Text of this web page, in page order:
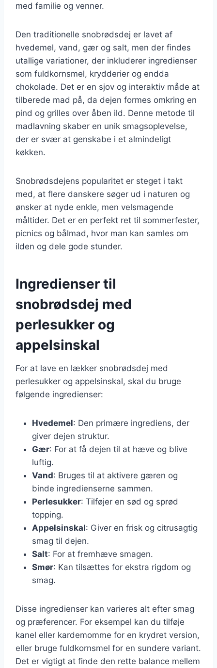
med familie og venner.
Den traditionelle snobrødsdej er lavet af
hvedemel, vand, gær og salt, men der findes
utallige variationer, der inkluderer ingredienser
som fuldkornsmel, krydderier og endda
chokolade. Det er en sjov og interaktiv måde at
tilberede mad på, da dejen formes omkring en
pind og grilles over åben ild. Denne metode til
madlavning skaber en unik smagsoplevelse,
der er svær at genskabe i et almindeligt
køkken.
Snobrødsdejens popularitet er steget i takt
med, at flere danskere søger ud i naturen og
ønsker at nyde enkle, men velsmagende
måltider. Det er en perfekt ret til sommerfester,
picnics og bålmad, hvor man kan samles om
ilden og dele gode stunder.
Ingredienser til
snobrødsdej med
perlesukker og
appelsinskal
For at lave en lækker snobrødsdej med
perlesukker og appelsinskal, skal du bruge
følgende ingredienser:
Hvedemel: Den primære ingrediens, der
giver dejen struktur.
Gær: For at få dejen til at hæve og blive
luftig.
Vand: Bruges til at aktivere gæren og
binde ingredienserne sammen.
Perlesukker: Tilføjer en sød og sprød
topping.
Appelsinskal: Giver en frisk og citrusagtig
smag til dejen.
Salt: For at fremhæve smagen.
Smør: Kan tilsættes for ekstra rigdom og
smag.
Disse ingredienser kan varieres alt efter smag
og præferencer. For eksempel kan du tilføje
kanel eller kardemomme for en krydret version,
eller bruge fuldkornsmel for en sundere variant.
Det er vigtigt at finde den rette balance mellem